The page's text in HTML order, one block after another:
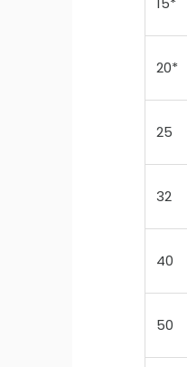
20*
25
32
40
50
Nozbart Pompalar